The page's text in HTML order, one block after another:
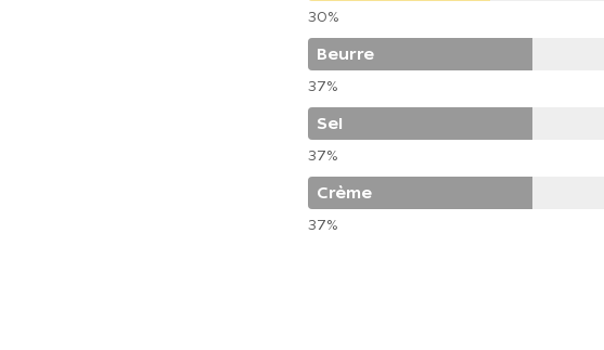
30%
Beurre
37%
Sel
37%
Crème
37%